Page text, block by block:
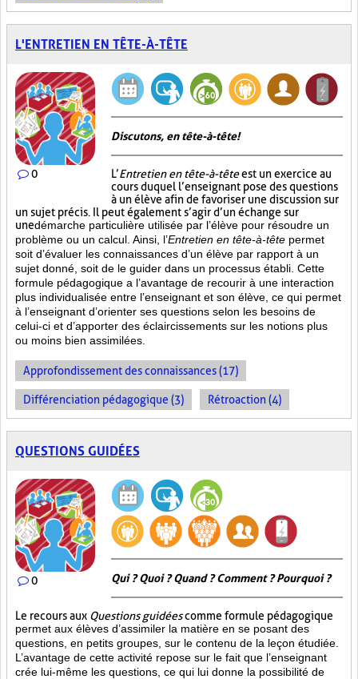
L'ENTRETIEN EN TÊTE-À-TÊTE
0
Discutons, en tête-à-tête!
L’Entretien en tête-à-têteest un exercice au
cours duquel l’enseignant pose des questions
à un élève afin de favoriser une discussion sur
un sujet précis. Il peut également s’agir d’un échange sur
unedémarche particulière utilisée par l’élève pour résoudre un
problème ou un calcul. Ainsi, l’Entretien en tête-à-tête permet
soit d’évaluer les connaissances d’un élève par rapport à un
sujet donné, soit de le guider dans un processus établi. Cette
formule pédagogique a l’avantage de recourir à une interaction
plus individualisée entre l’enseignant et son élève, ce qui permet
à l’enseignant d’orienter ses questions selon les besoins de
celui-ci et d’apporter des éclaircissements sur les notions plus
ou moins bien assimilées.
Approfondissement des connaissances (17)
Différenciation pédagogique (3) Rétroaction (4)
QUESTIONS GUIDÉES
0 Qui ? Quoi ? Quand ? Comment ? Pourquoi ?
Le recours aux Questions guidéescomme formule pédagogique
permet aux élèves d’assimiler la matière en se posant des
questions, en petits groupes, sur le contenu de la leçon étudiée.
L’avantage de cette activité repose sur le fait que l’enseignant
crée lui-même les questions, ce qui lui donne la possibilité de